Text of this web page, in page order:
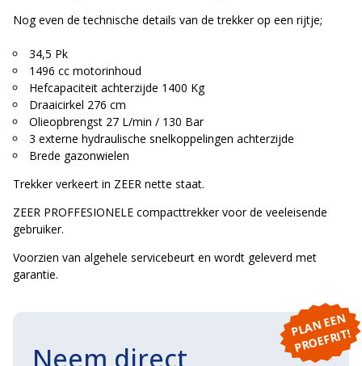
Nog even de technische details van de trekker op een rijtje;
34,5 Pk
1496 cc motorinhoud
Hefcapaciteit achterzijde 1400 Kg
Draaicirkel 276 cm
Olieopbrengst 27 L/min / 130 Bar
3 externe hydraulische snelkoppelingen achterzijde
Brede gazonwielen
Trekker verkeert in ZEER nette staat.
ZEER PROFFESIONELE compacttrekker voor de veeleisende
gebruiker.
Voorzien van algehele servicebeurt en wordt geleverd met
garantie.
P
L
A
N
E
E
N
P
R
O
E
F
RI
T!
Neem direct